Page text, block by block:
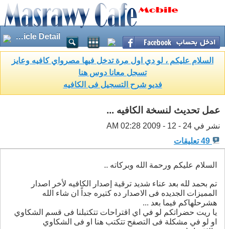
Article Detail
السلام عليكم ، لو دي اول مرة تدخل فيها مصرواي كافيه وعايز
تسجل معانا دوس هنا
فديو شرح التسجيل فى الكافيه
عمل تحديث لنسخة الكافيه ...
نشر في 24 - 12 - 2009 02:28 AM
السلام عليكم ورحمة الله وبركاته ..
تم بحمد لله بعد عناء شديد ترقية إصدار الكافيه لأخر اصدار
المميزات الجديده فى الاصدار ده كتيره جداً ان شاء الله
هشرحلهاكم فيما بعد ...
يا ريت حضراتكم لو في اي اقتراحات تتكتبلنا فى قسم الشكاوي
او لو في مشكلة فى التصفح تتكتب هنا او فى الشكاوي